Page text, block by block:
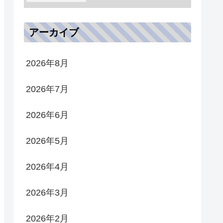
アーカイブ
2026年8月
2026年7月
2026年6月
2026年5月
2026年4月
2026年3月
2026年2月